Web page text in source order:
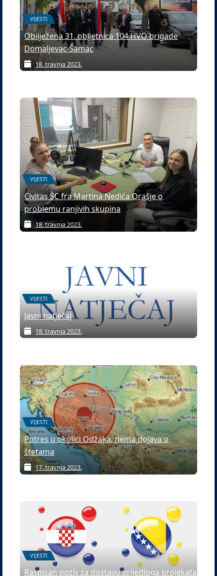
VIJESTI
Obilježena 31. obljetnica 104 HVO brigade
Domaljevac-Šamac
18. travnja 2023.
VIJESTI
Civitas ŠC fra Martina Nedića Orašje o
problemu ranjivih skupina
18. travnja 2023.
VIJESTI
Javni natječaj
18. travnja 2023.
VIJESTI
Potres u okolici Odžaka, nema dojava o
štetama
17. travnja 2023.
VIJESTI
Raspisan poziv za dostavu prijedloga projekata